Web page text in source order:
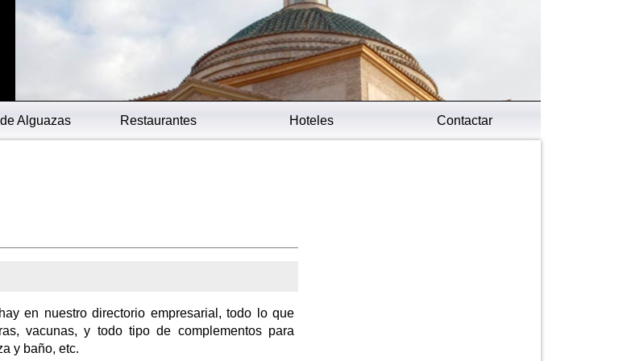
Alguazas Restaurantes Hoteles Contactar
en nuestro directorio empresarial, todo lo que
vacunas, y todo tipo de complementos para
y baño, etc.